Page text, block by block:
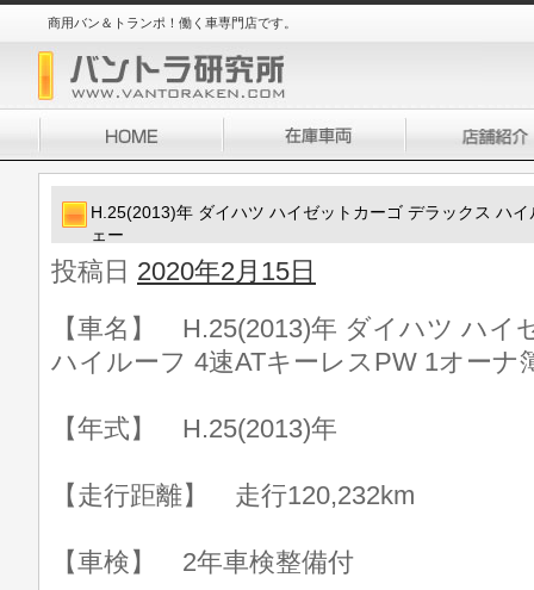
商用バン＆トランポ！働く車専門店です。
H.25(2013)年 ダイハツ ハイゼットカーゴ デラックス ハ
ェー
投稿日 2020年2月15日
【車名】 H.25(2013)年 ダイハツ ハイ
ハイルーフ 4速ATキーレスPW 1オーナ
【年式】 H.25(2013)年
【走行距離】 走行120,232km
【車検】 2年車検整備付